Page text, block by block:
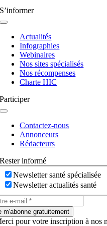
S’informer
Navigation
basculeActualités
Infographies
Webinaires
Nos sites spécialisés
Nos récompenses
Charte HIC
Participer
Navigation
basculeContactez-nous
Annonceurs
Rédacteurs
Rester informé
Newsletter santé spécialisée
Newsletter actualités santé
m'abonne gratuitement
pour votre inscription à nos